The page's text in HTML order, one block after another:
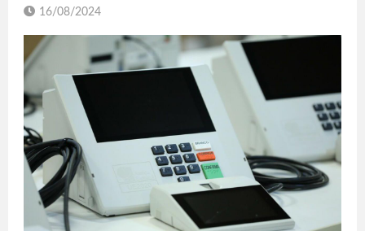
16/08/2024